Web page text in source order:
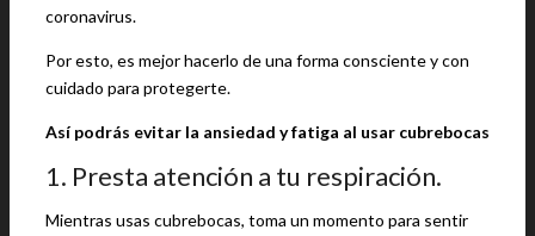
coronavirus.
Por esto, es mejor hacerlo de una forma consciente y con
cuidado para protegerte.
Así podrás evitar la ansiedad y fatiga al usar cubrebocas
1. Presta atención a tu respiración.
Mientras usas cubrebocas, toma un momento para sentir